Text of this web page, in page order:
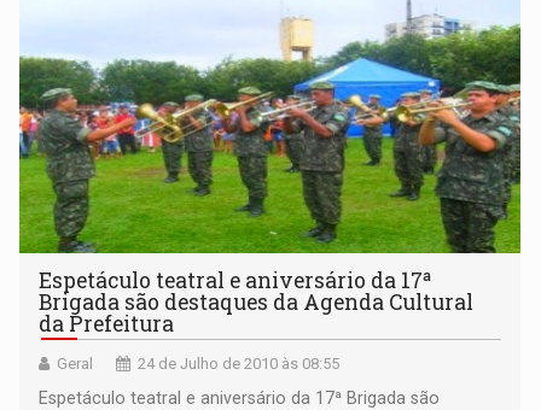
Espetáculo teatral e aniversário da 17ª
Brigada são destaques da Agenda Cultural
da Prefeitura
Geral 24 de Julho de 2010 às 08:55
Espetáculo teatral e aniversário da 17ª Brigada são